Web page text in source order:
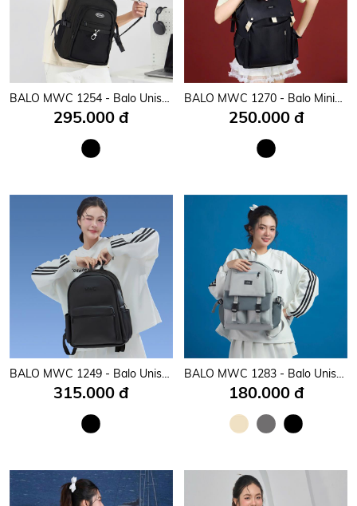
BALO MWC 1254 - Balo Unisex Du Lịch Thời Trang Chống Sốc, Chống Nước, Nhiều Ngăn Siêu Tiện Lợi Dùng Đựng Laptop, Mang Đi Học, Đi Chơi.
295.000 đ
BALO MWC 1270 - Balo Minimalist Có Nắp Nút Cài Kim Loại Thời Trang, Tiện Lợi Đi Học, Đi Chơi, Đi Làm Siêu Bền Đẹp.
250.000 đ
BALO MWC 1249 - Balo Unisex Thời Trang Chống Sốc, Chống Nước, Nhiều Ngăn Siêu Tiện Lợi Dùng Đựng Laptop, Mang Đi Học, Đi Chơi.
315.000 đ
BALO MWC 1283 - Balo Unisex Siêu Tiện Lợi Đựng Laptop, Vật Dụng Đi Học, Đi Làm, Dạo Phố Năng Động, Trẻ Trung.
180.000 đ